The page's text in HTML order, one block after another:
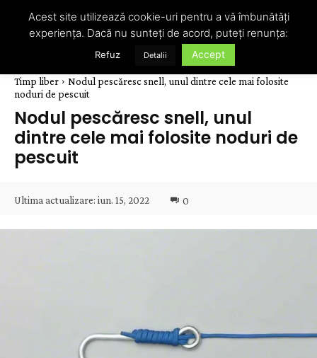
Timp liber
Nodul pescăresc snell, unul dintre cele mai folosite
noduri de pescuit
Nodul pescăresc snell, unul
dintre cele mai folosite noduri de
pescuit
Ultima actualizare: iun. 15, 2022 0
Acest site utilizează cookie-uri pentru a vă îmbunătăți
experiența. Dacă nu sunteți de acord, puteți renunța:
Refuz Detalii Accept